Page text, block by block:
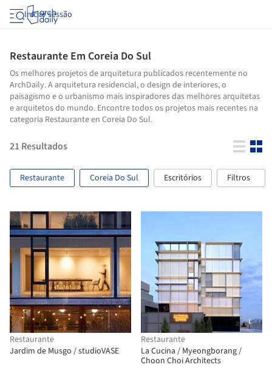
Iniciar sessão
Restaurante Em Coreia Do Sul
Os melhores projetos de arquitetura publicados recentemente no
ArchDaily. A arquitetura residencial, o design de interiores, o
paisagismo e o urbanismo mais inspiradores das melhores arquitetas
e arquitetos do mundo. Encontre todos os projetos mais recentes na
categoria Restaurante en Coreia Do Sul.
21Resultados
Restaurante Coreia Do Sul Escritórios Filtros
Restaurante
Jardim de Musgo / studioVASE
Restaurante
La Cucina / Myeongborang /
Choon Choi Architects